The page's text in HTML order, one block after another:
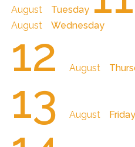
August Tuesday
August Wednesday
12 August
13 August Friday